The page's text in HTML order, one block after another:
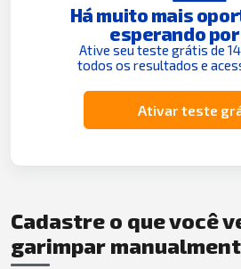
Há muito mais
esperando por
Ative seu teste grátis de
todos os resultados e
Ativar teste
Cadastre o que você
garimpar